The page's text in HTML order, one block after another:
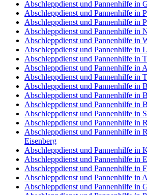
Abschleppdienst und Pannenhilfe in
Abschleppdienst und Pannenhilfe in
Abschleppdienst und Pannenhilfe in
Abschleppdienst und Pannenhilfe in
Abschleppdienst und Pannenhilfe in
Abschleppdienst und Pannenhilfe in
Abschleppdienst und Pannenhilfe in
Abschleppdienst und Pannenhilfe in
Abschleppdienst und Pannenhilfe in
Abschleppdienst und Pannenhilfe in
Abschleppdienst und Pannenhilfe in
Abschleppdienst und Pannenhilfe in
Abschleppdienst und Pannenhilfe in
Abschleppdienst und Pannenhilfe in
Abschleppdienst und Pannenhilfe in
Eisenberg
Abschleppdienst und Pannenhilfe in
Abschleppdienst und Pannenhilfe in
Abschleppdienst und Pannenhilfe in
Abschleppdienst und Pannenhilfe in
Abschleppdienst und Pannenhilfe in